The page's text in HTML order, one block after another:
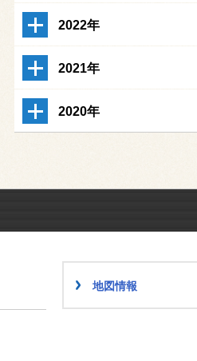
2022年
2021年
2020年
地図情報